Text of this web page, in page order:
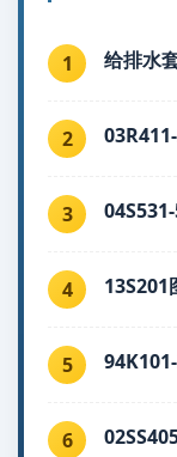
1 给排水
2
3
4 13S201
5
6